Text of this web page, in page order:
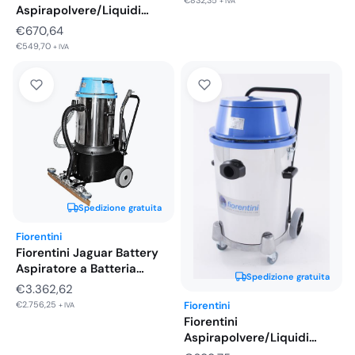
Aspirapolvere/Liquidi
Elettrica C62F1 2 Motori da
1000w…
€670,64
€549,70 + IVA
Spedizione gratuita
Fiorentini
Fiorentini Jaguar Battery
Aspiratore a Batteria
Professionale Completa…
€3.362,62
€2.756,25 + IVA
Spedizione gratuita
Fiorentini
Fiorentini
Aspirapolvere/Liquidi